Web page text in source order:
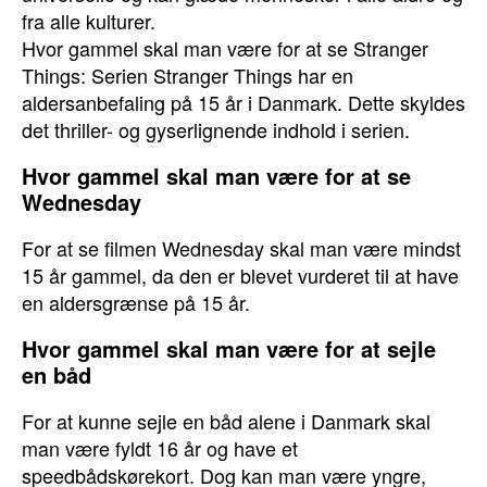
fra alle kulturer.
Hvor gammel skal man være for at se Stranger
Things: Serien Stranger Things har en
aldersanbefaling på 15 år i Danmark. Dette skyldes
det thriller- og gyserlignende indhold i serien.
Hvor gammel skal man være for at se
Wednesday
For at se filmen Wednesday skal man være mindst
15 år gammel, da den er blevet vurderet til at have
en aldersgrænse på 15 år.
Hvor gammel skal man være for at sejle
en båd
For at kunne sejle en båd alene i Danmark skal
man være fyldt 16 år og have et
speedbådskørekort. Dog kan man være yngre,